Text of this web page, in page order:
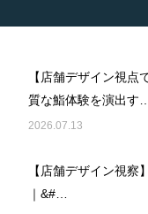
【店舗デザイン視点
質な鮨体験を演出す…
2026.07.13
【店舗デザイン視察
｜&#…